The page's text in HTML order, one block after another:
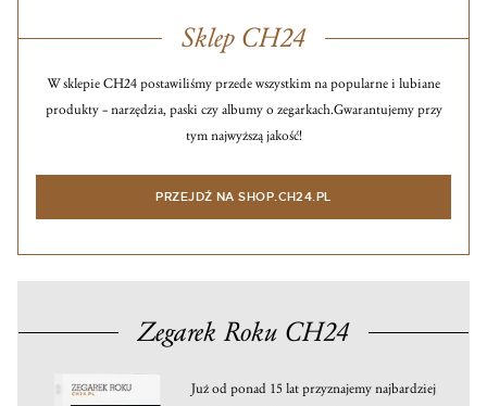
Sklep CH24
W sklepie CH24 postawiliśmy przede wszystkim na popularne i lubiane
produkty – narzędzia, paski czy albumy o zegarkach.Gwarantujemy przy
tym najwyższą jakość!
PRZEJDŹ NA SHOP.CH24.PL
Zegarek Roku CH24
Już od ponad 15 lat przyznajemy najbardziej